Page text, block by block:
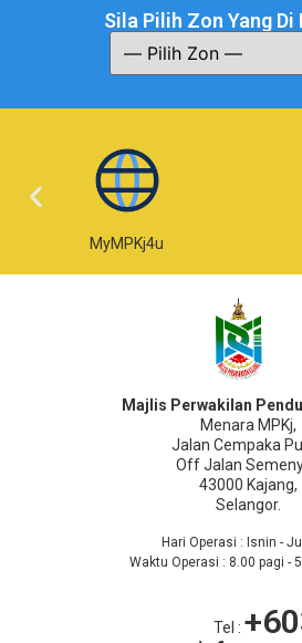
Sila Pilih Zon Yang Di
MyMPKj4u
Majlis Perwakilan
Menara MPKj,
Jalan Cempaka
Off Jalan
43000 Kajang,
Selangor.
Hari Operasi : Isnin -
Waktu Operasi : 8.00 pagi -
Tel :